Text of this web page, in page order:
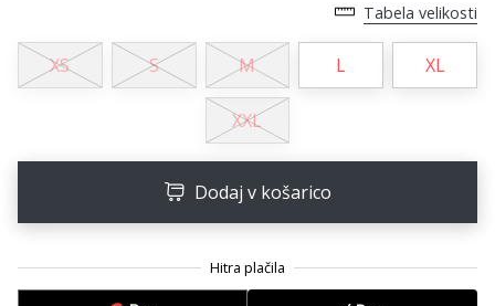
svojo
spletno
ali
forum?
Začnite
Tabela velikosti
XS S M L XL
XXL
Dodaj v košarico